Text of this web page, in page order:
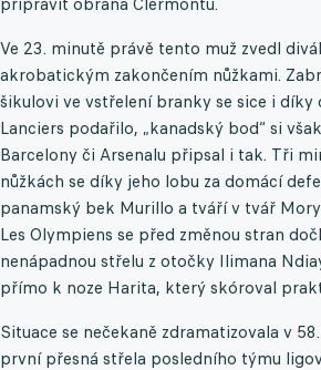
Ve 23. minutě právě tento muž zvedl
akrobatickým zakončením nůžkami.
šikulovi ve vstřelení branky se sice i díky
Lanciers podařilo, „kanadský bod“ si
Barcelony či Arsenalu připsal i tak. Tři
nůžkách se díky jeho lobu za domácí
panamský bek Murillo a tváří v tvář
Les Olympiens se před změnou stran
nenápadnou střelu z otočky Ilimana
přímo k noze Harita, který skóroval
Situace se nečekaně zdramatizovala v
první přesná střela posledního týmu